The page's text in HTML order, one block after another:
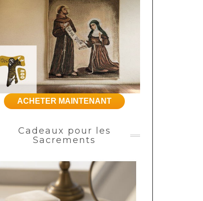
ACHETER MAINTENANT
Cadeaux pour les
Sacrements